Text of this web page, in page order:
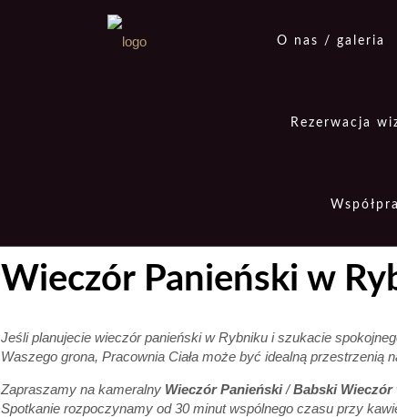
O nas / galeria
Rezerwacja
Wieczór Panieński w
Jeśli planujecie wieczór panieński w Rybniku i szukacie
Waszego grona, Pracownia Ciała może być idealną przestrzenią
Zapraszamy na kameralny Wieczór Panieński/Babski Wieczór
Spotkanie rozpoczynamy od 30 minut wspólnego czasu przy